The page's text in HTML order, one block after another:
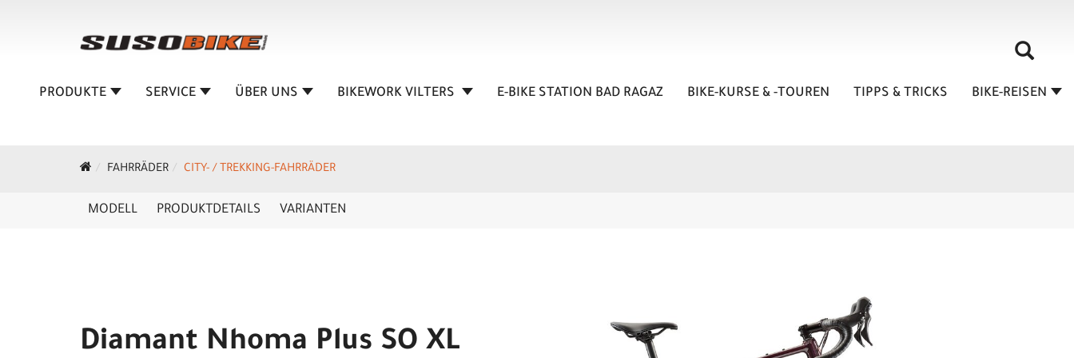
PRODUKTE SERVICE ÜBER UNS BIKEWORK VILTERS E-BIKE STATION BAD RAGAZ BIKE-KURSE & -TOUREN TIPPS & TRICKS BIKE-REISEN
FAHRRÄDER CITY- / TREKKING-FAHRRÄDER
MODELL PRODUKTDETAILS VARIANTEN
Diamant Nhoma Plus SO XL